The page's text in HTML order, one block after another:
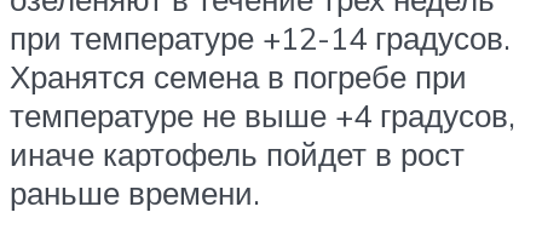
при температуре +12-14 градусов.
Хранятся семена в погребе при
температуре не выше +4 градусов,
иначе картофель пойдет в рост
раньше времени.